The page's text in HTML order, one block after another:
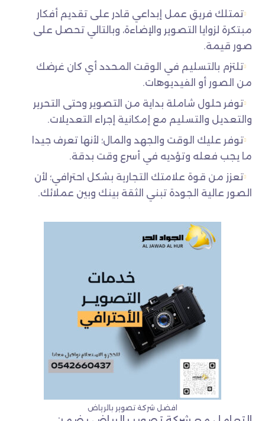
تمتلك فريق عمل إبداعي قادر على تقديم أفكار
مبتكرة لزوايا التصوير والإضاءة، وبالتالي تحصل على
صور قيمة.
تلتزم بالتسليم في الوقت المحدد أي كان غرضك
من الصور أو الفيديوهات.
توفر حلول شاملة بداية من التصوير وحتى التحرير
والتعديل والتسليم مع إمكانية إجراء التعديلات.
توفر عليك الوقت والجهد والمال؛ لأنها تعرف جيدا
ما يجب فعله وتؤديه في أسرع وقت بدقة.
تعزز من قوة علامتك التجارية بشكل احترافي؛ لأن
الصور عالية الجودة تبني الثقة بينك وبين عملائك.
افضل شركة تصوير بالرياض